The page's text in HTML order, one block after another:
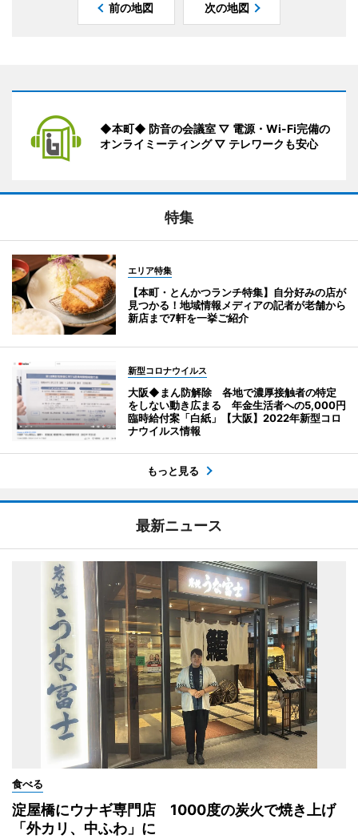
前の地図 次の地図
◆本町◆ 防音の会議室 ▽ 電源・Wi-Fi完備の
オンライミーティング ▽ テレワークも安心
特集
エリア特集
【本町・とんかつランチ特集】自分好みの店が
見つかる！地域情報メディアの記者が老舗から
新店まで7軒を一挙ご紹介
新型コロナウイルス
大阪◆まん防解除 各地で濃厚接触者の特定
をしない動き広まる 年金生活者への5,000円
臨時給付案「白紙」【大阪】2022年新型コロ
ナウイルス情報
もっと見る
最新ニュース
食べる
淀屋橋にウナギ専門店 1000度の炭火で焼き上げ
「外カリ、中ふわ」に